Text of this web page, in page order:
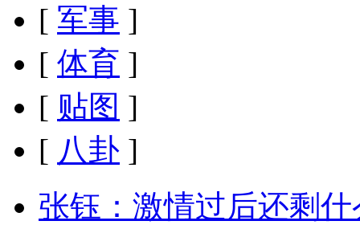
[ 军事 ]
[ 体育 ]
[ 贴图 ]
[ 八卦 ]
张钰：激情过后还剩什